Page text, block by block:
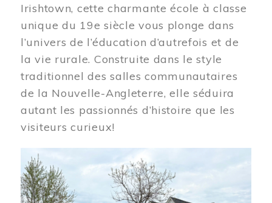
Irishtown, cette charmante école à classe
unique du 19e siècle vous plonge dans
l’univers de l’éducation d’autrefois et de
la vie rurale. Construite dans le style
traditionnel des salles communautaires
de la Nouvelle-Angleterre, elle séduira
autant les passionnés d’histoire que les
visiteurs curieux!
Image